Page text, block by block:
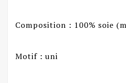
Composition : 100% soie
Motif : uni